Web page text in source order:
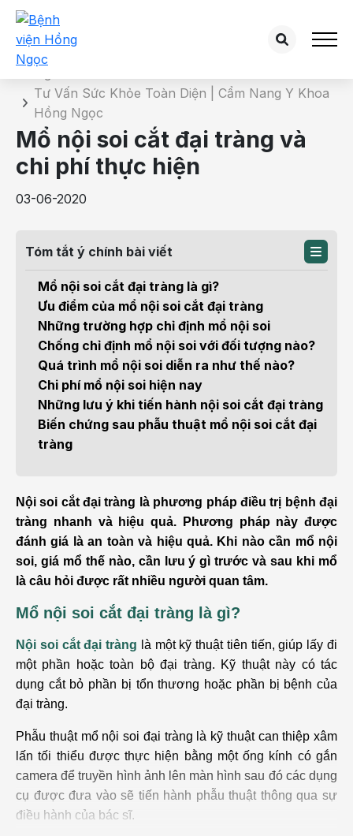
Chi tiết bài tư vấn
Tư Vấn Sức Khỏe Toàn Diện | Cẩm Nang Y Khoa
Hồng Ngọc
Mổ nội soi cắt đại tràng và
chi phí thực hiện
03-06-2020
Tóm tắt ý chính bài viết
Mổ nội soi cắt đại tràng là gì?
Ưu điểm của mổ nội soi cắt đại tràng
Những trường hợp chỉ định mổ nội soi
Chống chỉ định mổ nội soi với đối tượng nào?
Quá trình mổ nội soi diễn ra như thế nào?
Chi phí mổ nội soi hiện nay
Những lưu ý khi tiến hành nội soi cắt đại tràng
Biến chứng sau phẫu thuật mổ nội soi cắt đại
tràng
Nội soi cắt đại tràng là phương pháp điều trị bệnh đại
tràng nhanh và hiệu quả. Phương pháp này được
đánh giá là an toàn và hiệu quả. Khi nào cần mổ nội
soi, giá mổ thế nào, cần lưu ý gì trước và sau khi mổ
là câu hỏi được rất nhiều người quan tâm.
Mổ nội soi cắt đại tràng là gì?
Nội soi cắt đại tràng là một kỹ thuật tiên tiến, giúp lấy đi
một phần hoặc toàn bộ đại tràng. Kỹ thuật này có tác
dụng cắt bỏ phần bị tổn thương hoặc phần bị bệnh của
đại tràng.
Phẫu thuật mổ nội soi đại tràng là kỹ thuật can thiệp xâm
lấn tối thiểu được thực hiện bằng một ống kính có gắn
camera để truyền hình ảnh lên màn hình sau đó các dụng
cụ được đưa vào sẽ tiến hành phẫu thuật thông qua sự
điều hành của bác sĩ.